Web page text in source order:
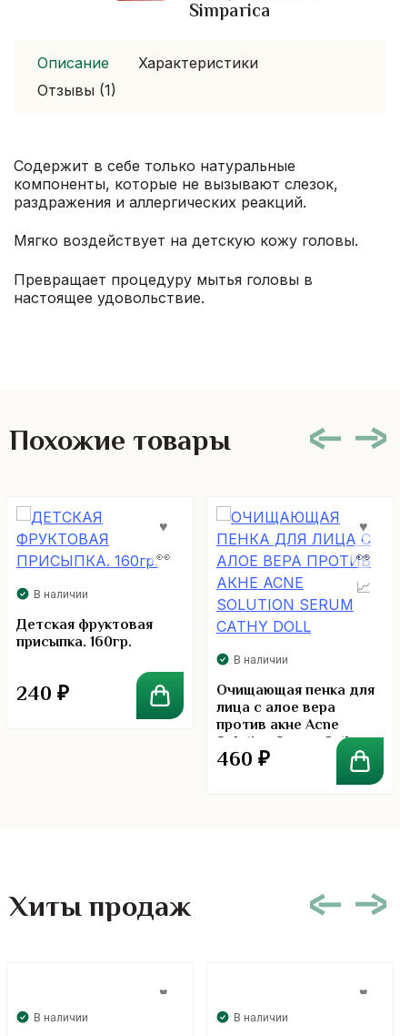
Simparica
Описание
Характеристики
Отзывы (1)
Содержит в себе только натуральные
компоненты, которые не вызывают слезок,
раздражения и аллергических реакций.
Мягко воздействует на детскую кожу головы.
Превращает процедуру мытья головы в
настоящее удовольствие.
Похожие товары
В наличии
Детская фруктовая
присыпка. 160гр.
240 ₽
В наличии
Очищающая пенка для
лица с алое вера
против акне Acne
Solution Serum Cathy
Doll
460 ₽
Хиты продаж
В наличии В наличии